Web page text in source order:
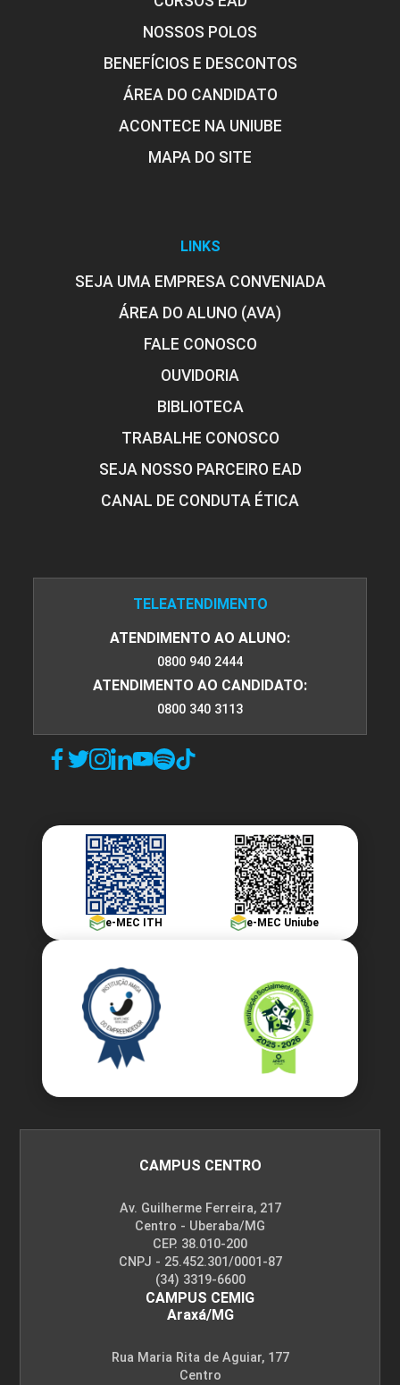
NOSSOS POLOS
BENEFÍCIOS E DESCONTOS
ÁREA DO CANDIDATO
ACONTECE NA UNIUBE
MAPA DO SITE
LINKS
SEJA UMA EMPRESA CONVENIADA
ÁREA DO ALUNO (AVA)
FALE CONOSCO
OUVIDORIA
BIBLIOTECA
TRABALHE CONOSCO
SEJA NOSSO PARCEIRO EAD
CANAL DE CONDUTA ÉTICA
TELEATENDIMENTO
ATENDIMENTO AO ALUNO:
0800 940 2444
ATENDIMENTO AO CANDIDATO:
0800 340 3113
e-MEC ITH e-MEC Uniube
CAMPUS CENTRO
Av. Guilherme Ferreira, 217
Centro - Uberaba/MG
CEP. 38.010-200
CNPJ - 25.452.301/0001-87
(34) 3319-6600
CAMPUS CEMIG
Araxá/MG
Rua Maria Rita de Aguiar, 177
Centro